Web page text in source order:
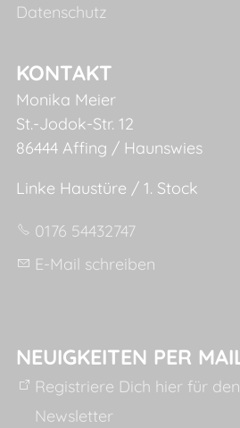
Datenschutz
KONTAKT
Monika Meier
St.-Jodok-Str. 12
86444 Affing / Haunswies
Linke Haustüre / 1. Stock
0176 54432747
E-Mail schreiben
NEUIGKEITEN PER
Registriere Dich hier für
Newsletter